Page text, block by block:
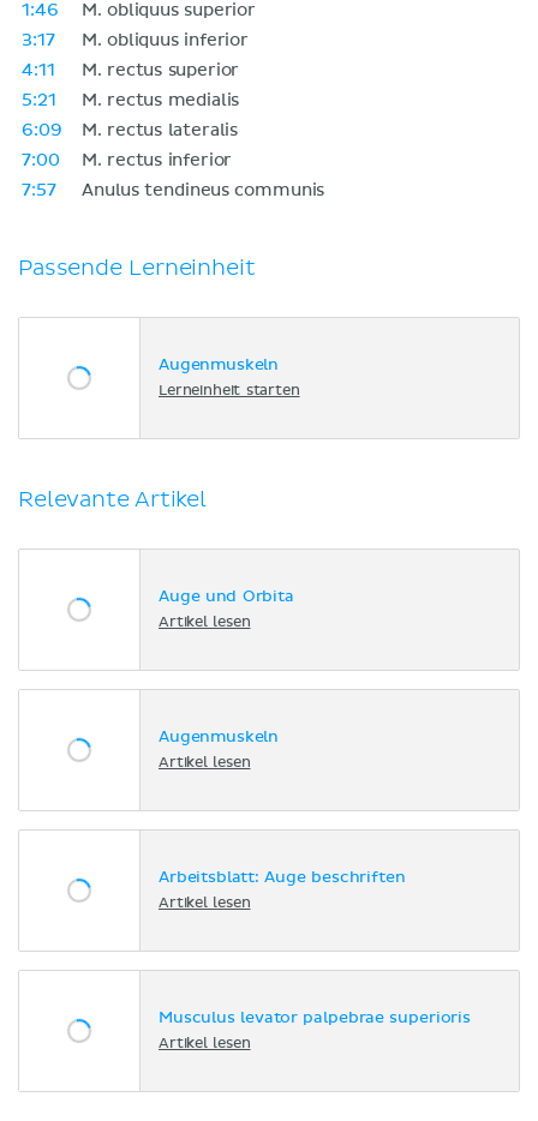
1:46
M. obliquus superior
3:17
M. obliquus inferior
4:11
M. rectus superior
5:21
M. rectus medialis
6:09
M. rectus lateralis
7:00
M. rectus inferior
7:57
Anulus tendineus communis
Passende Lerneinheit
Augenmuskeln
Lerneinheit starten
Relevante Artikel
Auge und Orbita
Artikel lesen
Augenmuskeln
Artikel lesen
Arbeitsblatt: Auge beschriften
Artikel lesen
Musculus levator palpebrae superioris
Artikel lesen